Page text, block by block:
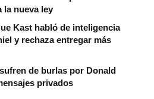
la nueva ley
Kast habló de inteligencia
y rechaza entregar más
de burlas por Donald
privados